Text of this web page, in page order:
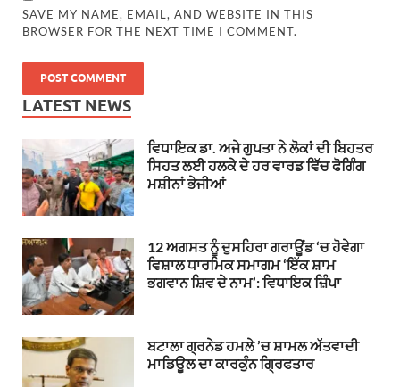
SAVE MY NAME, EMAIL, AND WEBSITE IN THIS
BROWSER FOR THE NEXT TIME I COMMENT.
LATEST NEWS
ਵਿਧਾਇਕ ਡਾ. ਅਜੇ ਗੁਪਤਾ ਨੇ ਲੋਕਾਂ ਦੀ ਬਿਹਤਰ
ਸਿਹਤ ਲਈ ਹਲਕੇ ਦੇ ਹਰ ਵਾਰਡ ਵਿੱਚ ਫੋਗਿੰਗ
ਮਸ਼ੀਨਾਂ ਭੇਜੀਆਂ
12 ਅਗਸਤ ਨੂੰ ਦੁਸਹਿਰਾ ਗਰਾਊਂਡ ‘ਚ ਹੋਵੇਗਾ
ਵਿਸ਼ਾਲ ਧਾਰਮਿਕ ਸਮਾਗਮ ‘ਇੱਕ ਸ਼ਾਮ
ਭਗਵਾਨ ਸ਼ਿਵ ਦੇ ਨਾਮ’: ਵਿਧਾਇਕ ਜ਼ਿੰਪਾ
ਬਟਾਲਾ ਗ੍ਰਨੇਡ ਹਮਲੇ ’ਚ ਸ਼ਾਮਲ ਅੱਤਵਾਦੀ
ਮਾਡਿਊਲ ਦਾ ਕਾਰਕੁੰਨ ਗ੍ਰਿਫਤਾਰ